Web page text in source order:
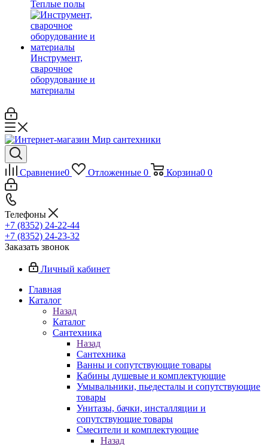
Теплые полы
Инструмент,
сварочное
оборудование и
материалы
Сравнение0 Отложенные 0 Корзина0 0
Телефоны
+7 (8352) 24-22-44
+7 (8352) 24-23-32
Заказать звонок
Личный кабинет
Главная
Каталог
Назад
Каталог
Сантехника
Назад
Сантехника
Ванны и сопутствующие товары
Кабины душевые и комплектующие
Умывальники, пьедесталы и сопутствующие
товары
Унитазы, бачки, инсталляции и
сопутствующие товары
Смесители и комплектующие
Назад